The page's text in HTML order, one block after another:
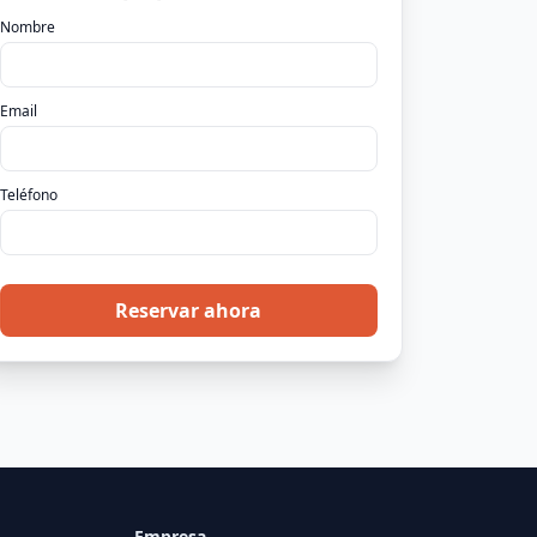
Nombre
Email
Teléfono
Reservar ahora